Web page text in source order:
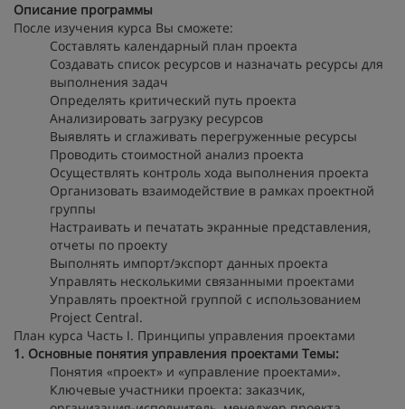
Описание программы
После изучения курса Вы сможете:
Составлять календарный план проекта
Создавать список ресурсов и назначать ресурсы для
выполнения задач
Определять критический путь проекта
Анализировать загрузку ресурсов
Выявлять и сглаживать перегруженные ресурсы
Проводить стоимостной анализ проекта
Осуществлять контроль хода выполнения проекта
Организовать взаимодействие в рамках проектной
группы
Настраивать и печатать экранные представления,
отчеты по проекту
Выполнять импорт/экспорт данных проекта
Управлять несколькими связанными проектами
Управлять проектной группой с использованием
Project Central.
План курса Часть I. Принципы управления проектами
1. Основные понятия управления проектами Темы:
Понятия «проект» и «управление проектами».
Ключевые участники проекта: заказчик,